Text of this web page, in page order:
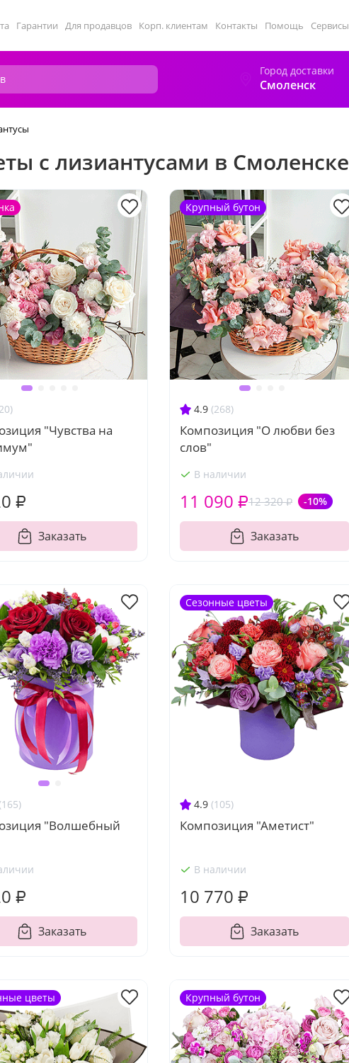
Гарантии Для продавцов Корп. клиентам Контакты Помощь Сервисы
Город доставки
Смоленск
с лизиантусами в Смоленске
"Чувства на
₽
Заказать
4.9 (268)
Композиция "О любви без
слов"
В наличии
12 320 ₽ -10%
11 090 ₽
Заказать
Крупный бутон
"Волшебный
₽
Заказать
4.9 (105)
Композиция "Аметист"
В наличии
10 770 ₽
Заказать
Сезонные цветы
цветы Крупный бутон